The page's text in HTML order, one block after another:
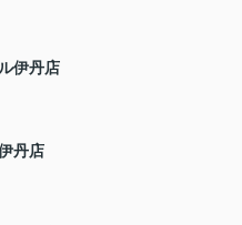
伊丹店
丹店